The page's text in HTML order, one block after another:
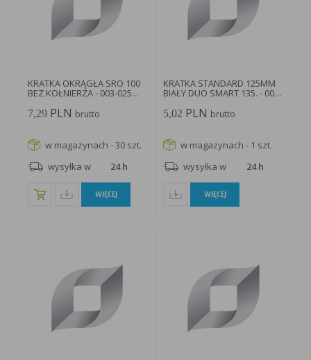
KRATKA OKRĄGŁA SRO 100
BEZ KOŁNIERZA - 003-025...
7,29PLN brutto
w magazynach - 30 szt.
wysyłka w
24 h
WIĘCEJ
KRATKA STANDARD 125MM
BIAŁY DUO SMART 135. - 007-
5,02 PLN brutto
w magazynach - 1 szt.
wysyłka w
24 h
WIĘCEJ